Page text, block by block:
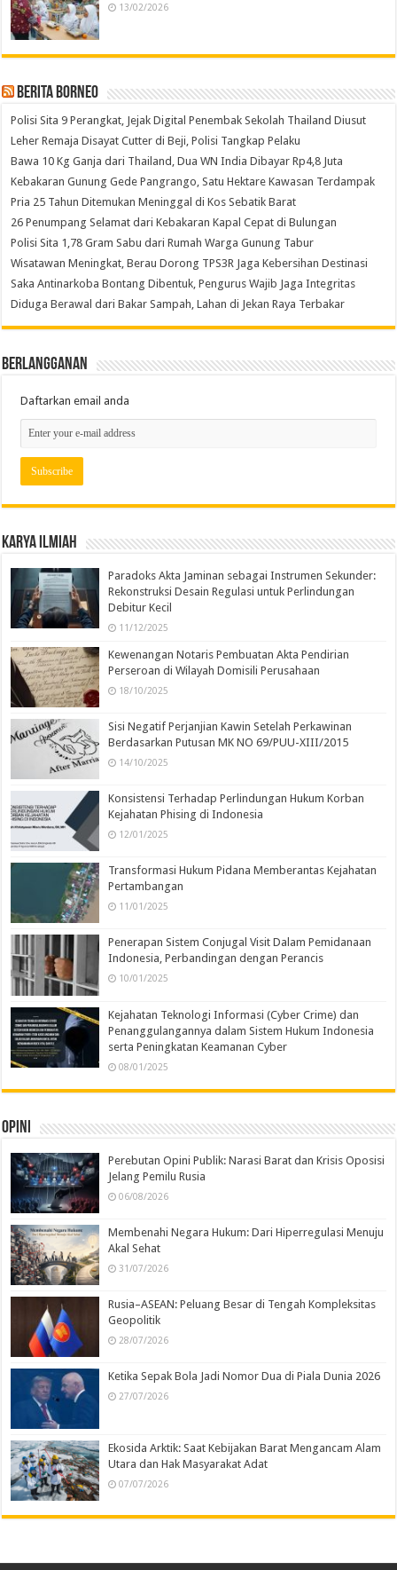
13/02/2026
Berita Borneo
Polisi Sita 9 Perangkat, Jejak Digital Penembak Sekolah Thailand Diusut
Leher Remaja Disayat Cutter di Beji, Polisi Tangkap Pelaku
Bawa 10 Kg Ganja dari Thailand, Dua WN India Dibayar Rp4,8 Juta
Kebakaran Gunung Gede Pangrango, Satu Hektare Kawasan Terdampak
Pria 25 Tahun Ditemukan Meninggal di Kos Sebatik Barat
26 Penumpang Selamat dari Kebakaran Kapal Cepat di Bulungan
Polisi Sita 1,78 Gram Sabu dari Rumah Warga Gunung Tabur
Wisatawan Meningkat, Berau Dorong TPS3R Jaga Kebersihan Destinasi
Saka Antinarkoba Bontang Dibentuk, Pengurus Wajib Jaga Integritas
Diduga Berawal dari Bakar Sampah, Lahan di Jekan Raya Terbakar
Berlangganan
Daftarkan email anda
Karya Ilmiah
Paradoks Akta Jaminan sebagai Instrumen Sekunder:
Rekonstruksi Desain Regulasi untuk Perlindungan
Debitur Kecil
11/12/2025
Kewenangan Notaris Pembuatan Akta Pendirian
Perseroan di Wilayah Domisili Perusahaan
18/10/2025
Sisi Negatif Perjanjian Kawin Setelah Perkawinan
Berdasarkan Putusan MK NO 69/PUU-XIII/2015
14/10/2025
Konsistensi Terhadap Perlindungan Hukum Korban
Kejahatan Phising di Indonesia
12/01/2025
Transformasi Hukum Pidana Memberantas Kejahatan
Pertambangan
11/01/2025
Penerapan Sistem Conjugal Visit Dalam Pemidanaan
Indonesia, Perbandingan dengan Perancis
10/01/2025
Kejahatan Teknologi Informasi (Cyber Crime) dan
Penanggulangannya dalam Sistem Hukum Indonesia
serta Peningkatan Keamanan Cyber
08/01/2025
Opini
Perebutan Opini Publik: Narasi Barat dan Krisis Oposisi
Jelang Pemilu Rusia
06/08/2026
Membenahi Negara Hukum: Dari Hiperregulasi Menuju
Akal Sehat
31/07/2026
Rusia–ASEAN: Peluang Besar di Tengah Kompleksitas
Geopolitik
28/07/2026
Ketika Sepak Bola Jadi Nomor Dua di Piala Dunia 2026
27/07/2026
Ekosida Arktik: Saat Kebijakan Barat Mengancam Alam
Utara dan Hak Masyarakat Adat
07/07/2026